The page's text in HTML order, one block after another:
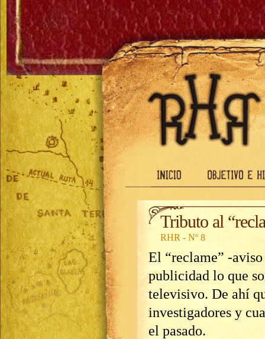
Tributo al
RHR - Nº 8
El “reclame” -
publicidad lo que
televisivo. De ahí
investigadores y
el pasado.